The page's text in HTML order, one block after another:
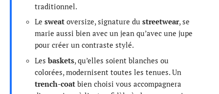
traditionnel.
Le sweat oversize, signature du streetwear, se
marie aussi bien avec un jean qu’avec une jupe
pour créer un contraste stylé.
Lesbaskets, qu’elles soient blanches ou
colorées, modernisent toutes les tenues. Un
trench-coat bien choisi vous accompagnera